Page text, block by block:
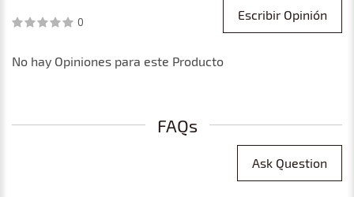
0 Escribir Opinión
No hay Opiniones para este Producto
FAQs
Ask Question